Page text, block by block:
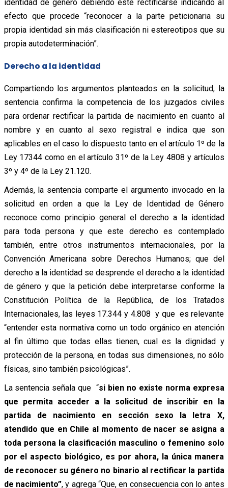
identidad de género debiendo éste rectificarse indicando al
efecto que procede “reconocer a la parte peticionaria su
propia identidad sin más clasificación ni estereotipos que su
propia autodeterminación”.
Derecho a la identidad
Compartiendo los argumentos planteados en la solicitud, la
sentencia confirma la competencia de los juzgados civiles
para ordenar rectificar la partida de nacimiento en cuanto al
nombre y en cuanto al sexo registral e indica que son
aplicables en el caso lo dispuesto tanto en el artículo 1º de la
Ley 17344 como en el artículo 31º de la Ley 4808 y artículos
3º y 4º de la Ley 21.120.
Además, la sentencia comparte el argumento invocado en la
solicitud en orden a que la Ley de Identidad de Género
reconoce como principio general el derecho a la identidad
para toda persona y que este derecho es contemplado
también, entre otros instrumentos internacionales, por la
Convención Americana sobre Derechos Humanos; que del
derecho a la identidad se desprende el derecho a la identidad
de género y que la petición debe interpretarse conforme la
Constitución Política de la República, de los Tratados
Internacionales, las leyes 17.344 y 4.808 y que es relevante
“entender esta normativa como un todo orgánico en atención
al fin último que todas ellas tienen, cual es la dignidad y
protección de la persona, en todas sus dimensiones, no sólo
físicas, sino también psicológicas”.
La sentencia señala que “si bien no existe norma expresa
que permita acceder a la solicitud de inscribir en la
partida de nacimiento en sección sexo la letra X,
atendido que en Chile al momento de nacer se asigna a
toda persona la clasificación masculino o femenino solo
por el aspecto biológico, es por ahora, la única manera
de reconocer su género no binario al rectificar la partida
de nacimiento”, y agrega “Que, en consecuencia con lo antes